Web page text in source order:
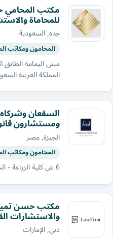
مكتب
للمحاماة
جده, السعودية
المحامون ومكاتب
مبنى اليمامة الطابق
المملكة العربية
السقعان
ومستشارون
الجيزة, مصر
المحامون ومكاتب
6 ش كلية الزراعة - الجيزة - مصر
مكتب حسن
والاستشارات
دبي, الإمارات